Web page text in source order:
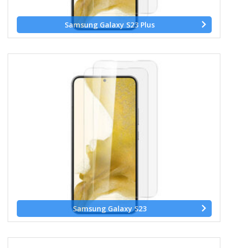
Samsung Galaxy S23 Plus
Samsung Galaxy S23